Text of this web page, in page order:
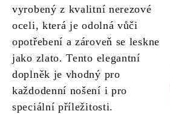
vyrobený z kvalitní nerezové
oceli, která je odolná vůči
opotřebení a zároveň se leskne
jako zlato. Tento elegantní
doplněk je vhodný pro
každodenní nošení i pro
speciální příležitosti.